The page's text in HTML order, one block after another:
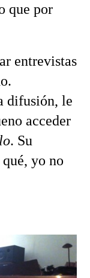
que por
entrevistas
difusión, le
acceder
. Su
yo no